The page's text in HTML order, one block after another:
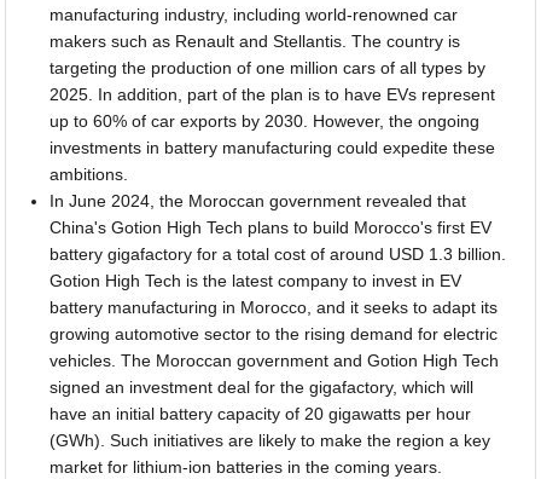
manufacturing industry, including world-renowned car
makers such as Renault and Stellantis. The country is
targeting the production of one million cars of all types by
2025. In addition, part of the plan is to have EVs represent
up to 60% of car exports by 2030. However, the ongoing
investments in battery manufacturing could expedite these
ambitions.
In June 2024, the Moroccan government revealed that
China's Gotion High Tech plans to build Morocco's first EV
battery gigafactory for a total cost of around USD 1.3 billion.
Gotion High Tech is the latest company to invest in EV
battery manufacturing in Morocco, and it seeks to adapt its
growing automotive sector to the rising demand for electric
vehicles. The Moroccan government and Gotion High Tech
signed an investment deal for the gigafactory, which will
have an initial battery capacity of 20 gigawatts per hour
(GWh). Such initiatives are likely to make the region a key
market for lithium-ion batteries in the coming years.